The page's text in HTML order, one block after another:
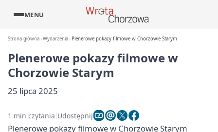
MENU
Strona główna Wydarzenia Plenerowe pokazy filmowe w Chorzowie Starym
Plenerowe pokazy filmowe w
Chorzowie Starym
25 lipca 2025
1 min czytania Udostępnij
Plenerowe pokazy filmowe w Chorzowie Starym